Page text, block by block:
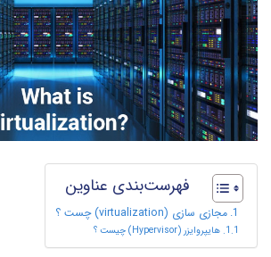
فهرست‌بندی عناوین
مجازی سازی (virtualization) چست ؟
هایپروایزر (Hypervisor) چیست ؟